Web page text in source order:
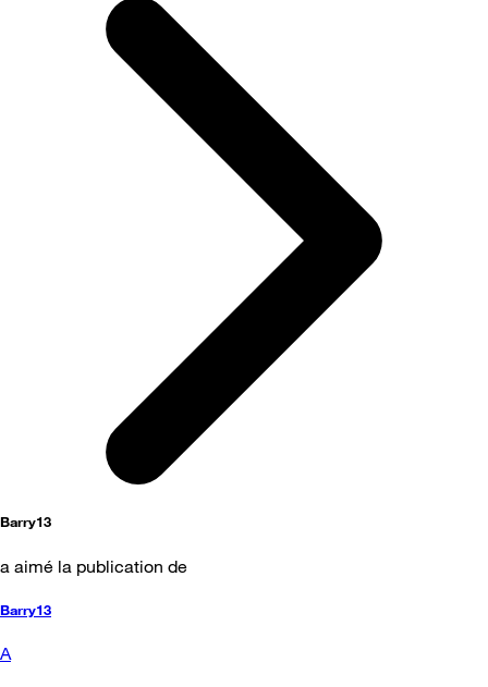
Barry13
a aimé la publication de
Barry13
A